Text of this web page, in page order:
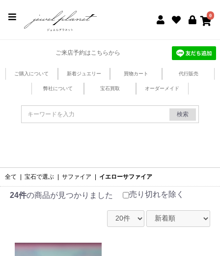
0
ご来店予約はこちらから
ご購入について 新着ジュエリー 買物カート 代行販売
弊社について 宝石買取 オーダーメイド
検索
全て 宝石で選ぶ サファイア イエローサファイア
24件の商品が見つかりました 売り切れを除く